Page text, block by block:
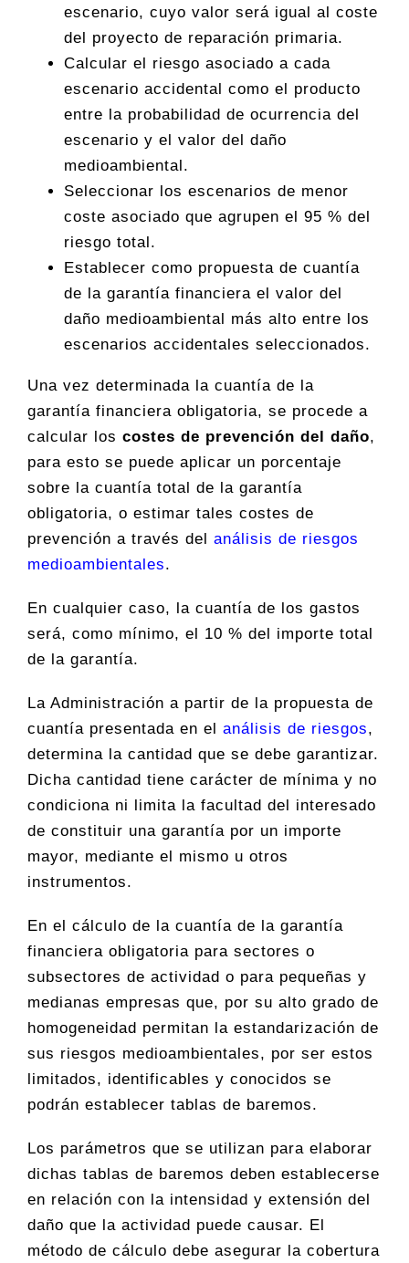
escenario, cuyo valor será igual al coste
del proyecto de reparación primaria.
Calcular el riesgo asociado a cada
escenario accidental como el producto
entre la probabilidad de ocurrencia del
escenario y el valor del daño
medioambiental.
Seleccionar los escenarios de menor
coste asociado que agrupen el 95 % del
riesgo total.
Establecer como propuesta de cuantía
de la garantía financiera el valor del
daño medioambiental más alto entre los
escenarios accidentales seleccionados.
Una vez determinada la cuantía de la
garantía financiera obligatoria, se procede a
calcular los costes de prevención del daño,
para esto se puede aplicar un porcentaje
sobre la cuantía total de la garantía
obligatoria, o estimar tales costes de
prevención a través del análisis de riesgos
medioambientales.
En cualquier caso, la cuantía de los gastos
será, como mínimo, el 10 % del importe total
de la garantía.
La Administración a partir de la propuesta de
cuantía presentada en el análisis de riesgos,
determina la cantidad que se debe garantizar.
Dicha cantidad tiene carácter de mínima y no
condiciona ni limita la facultad del interesado
de constituir una garantía por un importe
mayor, mediante el mismo u otros
instrumentos.
En el cálculo de la cuantía de la garantía
financiera obligatoria para sectores o
subsectores de actividad o para pequeñas y
medianas empresas que, por su alto grado de
homogeneidad permitan la estandarización de
sus riesgos medioambientales, por ser estos
limitados, identificables y conocidos se
podrán establecer tablas de baremos.
Los parámetros que se utilizan para elaborar
dichas tablas de baremos deben establecerse
en relación con la intensidad y extensión del
daño que la actividad puede causar. El
método de cálculo debe asegurar la cobertura